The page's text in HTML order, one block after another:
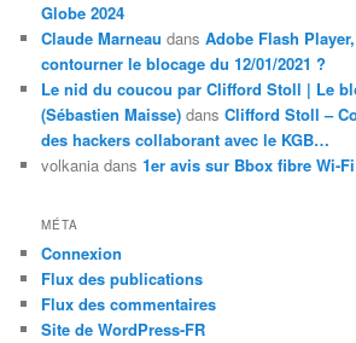
Globe 2024
Claude Marneau dansAdobe Flash
contourner le blocage du 12/01/2021 ?
Le nid du coucou par Clifford Stoll | Le
(Sébastien Maisse) dansClifford Stoll –
des hackers collaborant avec le KGB…
volkania dans1er avis sur Bbox fibre Wi-
MÉTA
Connexion
Flux des publications
Flux des commentaires
Site de WordPress-FR